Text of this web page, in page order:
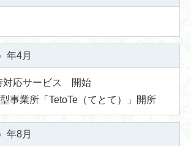
年4月
対応サービス 開始
事業所「TetoTe（てとて）」開所
年8月